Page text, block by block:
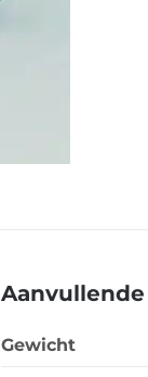
Gewicht